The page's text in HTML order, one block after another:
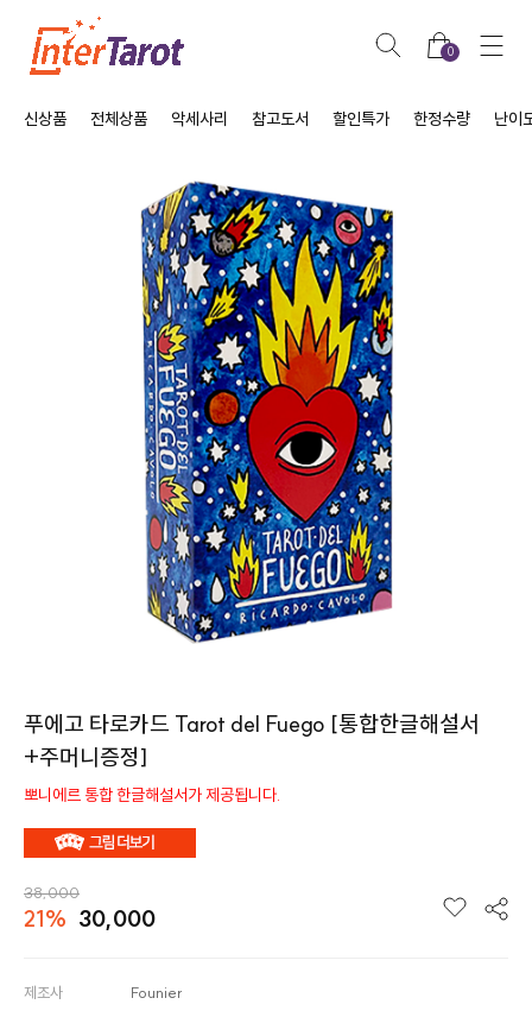
0
신상품 전체상품 악세사리 참고도서 할인특가 한정수량 난이
푸에고 타로카드 Tarot del Fuego [통합한글해설서
+주머니증정]
뽀니에르 통합 한글해설서가 제공됩니다.
38,000
21% 30,000
제조사 Founier